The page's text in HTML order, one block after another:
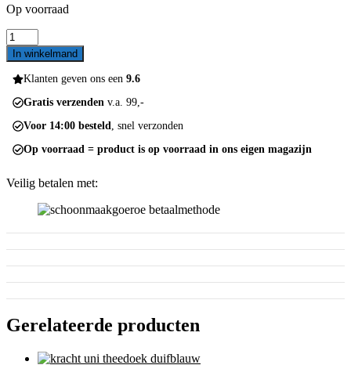
Op voorraad
Kracht
keukendoek
eland
grijs
In winkelmand
Klanten geven ons een 9.6
Gratis verzenden v.a. 99,-
Voor 14:00 besteld, snel verzonden
Op voorraad = product is op voorraad in ons eigen magazijn
Veilig betalen met:
Gerelateerde producten